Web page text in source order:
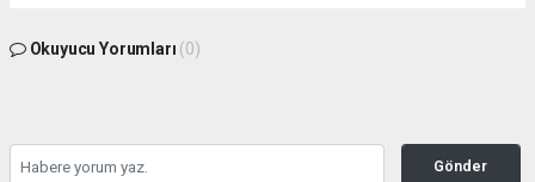
Okuyucu Yorumları (0)
Gönder